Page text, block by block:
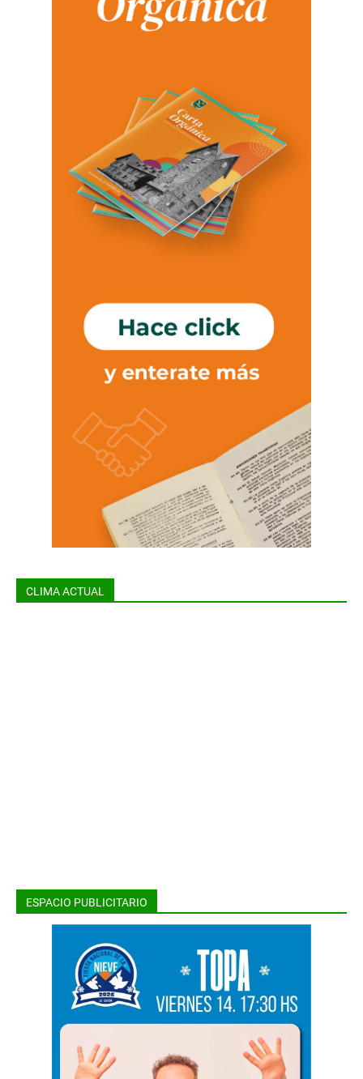
CLIMA ACTUAL
ESPACIO PUBLICITARIO